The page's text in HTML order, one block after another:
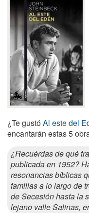
¿Te gustóAl este del
encantarán estas 5
¿Recuérdas de qué
publicada en 1952?
resonancias bíblicas
familias a lo largo de
de Secesión hasta la
lejano valle Salinas,